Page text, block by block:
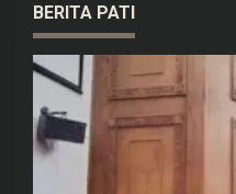
BERITA PATI